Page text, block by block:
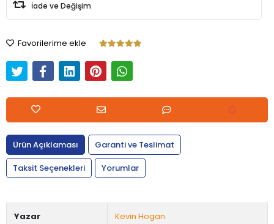
İade ve Değişim
Favorilerime ekle
Ürün Açıklaması
Garanti ve Teslimat
Taksit Seçenekleri
Yorumlar
Yazar Kevin Hogan